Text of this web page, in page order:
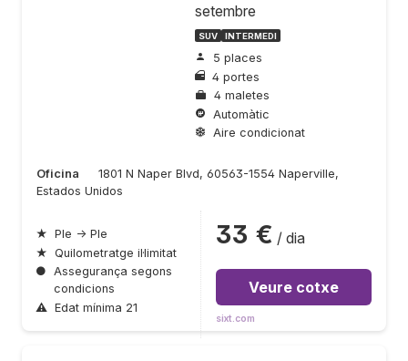
setembre
SUV INTERMEDI
5 places
4 portes
4 maletes
Automàtic
Aire condicionat
Oficina
1801 N Naper Blvd, 60563-1554 Naperville,
Estados Unidos
★ Ple → Ple
★ Quilometratge il·limitat
● Assegurança segons
condicions
⚠ Edat mínima 21
33 € / dia
Veure cotxe
sixt.com